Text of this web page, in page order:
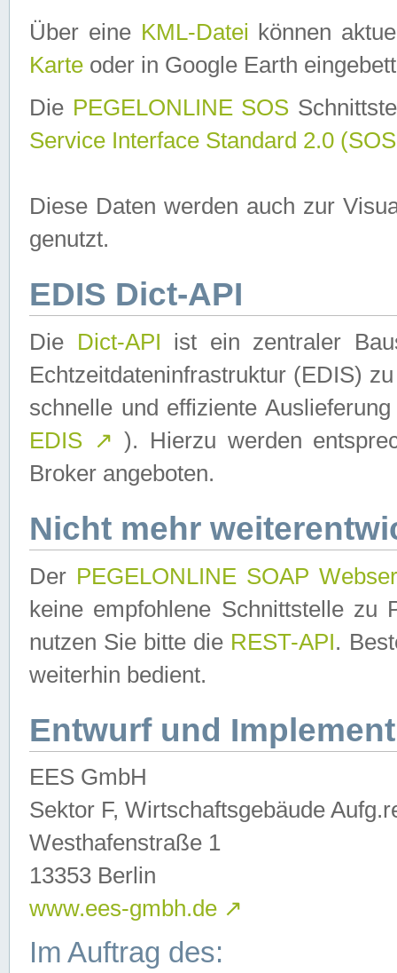
Über eine KML-Datei können
Karte oder in Google Earth
Die PEGELONLINE SOS
Service Interface Standard 2.0
Diese Daten werden auch zur
genutzt.
EDIS Dict-API
Die Dict-API ist ein zentraler
Echtzeitdateninfrastruktur (EDIS)
schnelle und effiziente
EDIS ↗ ). Hierzu werden
Broker angeboten.
Nicht mehr
Der PEGELONLINE SOAP
keine empfohlene Schnittstelle zu
nutzen Sie bitte die REST-API.
weiterhin bedient.
Entwurf und
EES GmbH
Sektor F, Wirtschaftsgebäude
Westhafenstraße 1
13353 Berlin
www.ees-gmbh.de ↗
Im Auftrag des: